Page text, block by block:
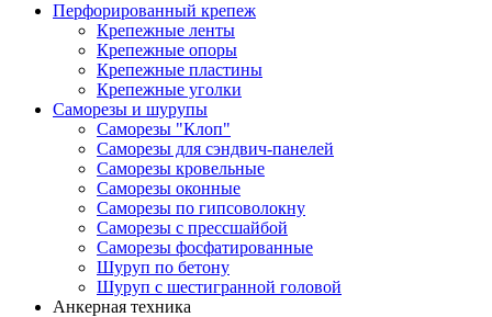
Перфорированный крепеж
Крепежные ленты
Крепежные опоры
Крепежные пластины
Крепежные уголки
Саморезы и шурупы
Саморезы "Клоп"
Саморезы для сэндвич-панелей
Саморезы кровельные
Саморезы оконные
Саморезы по гипсоволокну
Саморезы с прессшайбой
Саморезы фосфатированные
Шуруп по бетону
Шуруп с шестигранной головой
Анкерная техника